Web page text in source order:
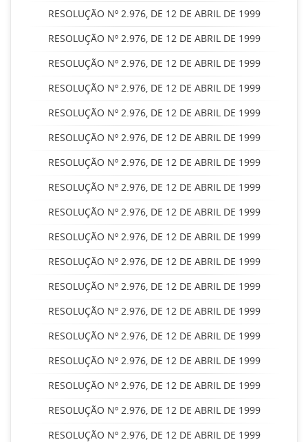
RESOLUÇÃO Nº 2.976, DE 12 DE ABRIL DE 1999
RESOLUÇÃO Nº 2.976, DE 12 DE ABRIL DE 1999
RESOLUÇÃO Nº 2.976, DE 12 DE ABRIL DE 1999
RESOLUÇÃO Nº 2.976, DE 12 DE ABRIL DE 1999
RESOLUÇÃO Nº 2.976, DE 12 DE ABRIL DE 1999
RESOLUÇÃO Nº 2.976, DE 12 DE ABRIL DE 1999
RESOLUÇÃO Nº 2.976, DE 12 DE ABRIL DE 1999
RESOLUÇÃO Nº 2.976, DE 12 DE ABRIL DE 1999
RESOLUÇÃO Nº 2.976, DE 12 DE ABRIL DE 1999
RESOLUÇÃO Nº 2.976, DE 12 DE ABRIL DE 1999
RESOLUÇÃO Nº 2.976, DE 12 DE ABRIL DE 1999
RESOLUÇÃO Nº 2.976, DE 12 DE ABRIL DE 1999
RESOLUÇÃO Nº 2.976, DE 12 DE ABRIL DE 1999
RESOLUÇÃO Nº 2.976, DE 12 DE ABRIL DE 1999
RESOLUÇÃO Nº 2.976, DE 12 DE ABRIL DE 1999
RESOLUÇÃO Nº 2.976, DE 12 DE ABRIL DE 1999
RESOLUÇÃO Nº 2.976, DE 12 DE ABRIL DE 1999
RESOLUÇÃO Nº 2.976, DE 12 DE ABRIL DE 1999